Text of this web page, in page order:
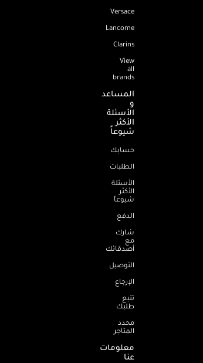
Versace
Lancome
Clarins
View
all
brands
المساعد
و
الأسئلة
الأكثر
شيوعاً
حسابك
الطلبات
الأسئلة
الأكثر
شيوعاً
الدفع
شارك
مع
أصدقائك
التوصيل
الإرجاع
تتبع
طلبك
محدد
المتاجر
معلومات
عنا